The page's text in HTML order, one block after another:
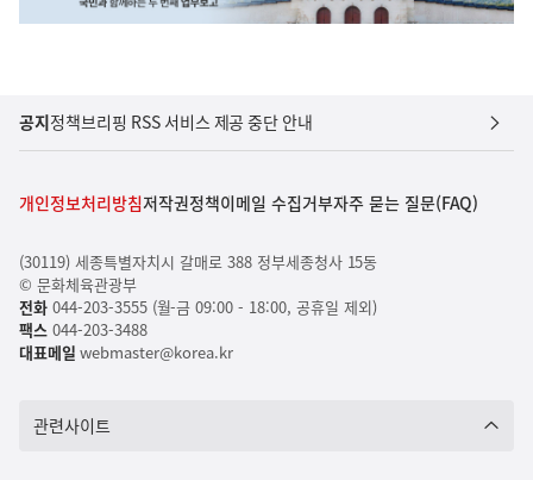
공지정책브리핑 RSS 서비스 제공 중단 안내
개인정보처리방침저작권정책이메일 수집거부자주 묻는 질문(FAQ)
(30119) 세종특별자치시 갈매로 388 정부세종청사 15동
© 문화체육관광부
전화044-203-3555 (월-금 09:00 - 18:00, 공휴일 제외)
팩스 044-203-3488
대표메일 webmaster@korea.kr
관련사이트